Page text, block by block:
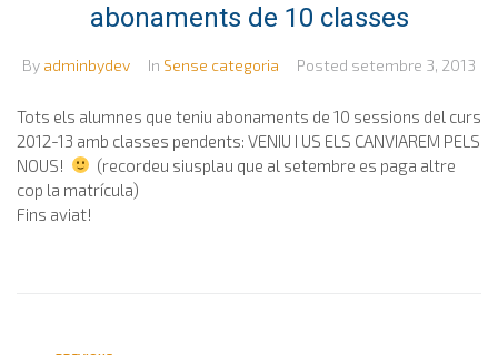
abonaments de 10 classes
By adminbydev In Sense categoria Posted setembre 3, 2013
Tots els alumnes que teniu abonaments de 10 sessions del curs
2012-13 amb classes pendents: VENIU I US ELS CANVIAREM PELS
NOUS!
(recordeu siusplau que al setembre es paga altre
cop la matrícula)
Fins aviat!